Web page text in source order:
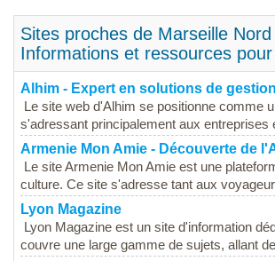
Sites proches de Marseille Nord
Informations et ressources
Alhim - Expert en solutions de
Le site web d'Alhim se positionne comme
s'adressant principalement aux
Armenie Mon Amie - Découverte de
Le site Armenie Mon Amie est une
culture. Ce site s'adresse tant aux
Lyon Magazine
Lyon Magazine est un site d'information
couvre une large gamme de sujets, allant